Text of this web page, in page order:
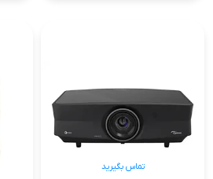
تماس بگیرید